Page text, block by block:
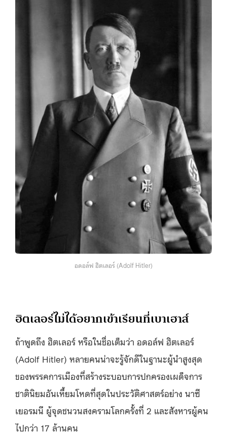
อดอล์ฟ ฮิตเลอร์ (Adolf Hitler)
ฮิตเลอร์ไม่ได้อยากเข้าเรียนที่เบาเฮาส์
ถ้าพูดถึง ฮิตเลอร์ หรือในชื่อเต็มว่า อดอล์ฟ ฮิตเลอร์
(Adolf Hitler) หลายคนน่าจะรู้จักดีในฐานะผู้นำสูงสุด
ของพรรคการเมืองที่สร้างระบอบการปกครองเผด็จการ
ชาตินิยมอันเหี้ยมโหดที่สุดในประวัติศาสตร์อย่าง นาซี
เยอรมนี ผู้จุดชนวนสงครามโลกครั้งที่ 2 และสังหารผู้คน
ไปกว่า 17 ล้านคน